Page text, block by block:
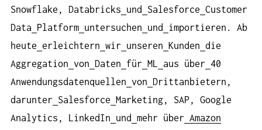
Snowflake, Databricks
und Salesforce Customer
Data
Platform untersuchen und
importieren. Ab
heute erleichtern wir unseren Kunden die
Aggregation von Daten für ML aus über 40
Anwendungsdatenquellen von
Drittanbietern,
darunter
Salesforce Marketing, SAP, Google
Analytics, LinkedIn
und mehr über Amazon